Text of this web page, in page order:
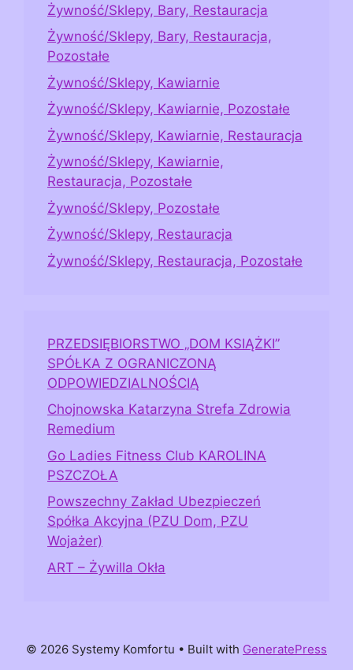
Żywność/Sklepy, Bary, Restauracja
Żywność/Sklepy, Bary, Restauracja,
Pozostałe
Żywność/Sklepy, Kawiarnie
Żywność/Sklepy, Kawiarnie, Pozostałe
Żywność/Sklepy, Kawiarnie, Restauracja
Żywność/Sklepy, Kawiarnie,
Restauracja, Pozostałe
Żywność/Sklepy, Pozostałe
Żywność/Sklepy, Restauracja
Żywność/Sklepy, Restauracja, Pozostałe
PRZEDSIĘBIORSTWO „DOM KSIĄŻKI”
SPÓŁKA Z OGRANICZONĄ
ODPOWIEDZIALNOŚCIĄ
Chojnowska Katarzyna Strefa Zdrowia
Remedium
Go Ladies Fitness Club KAROLINA
PSZCZOŁA
Powszechny Zakład Ubezpieczeń
Spółka Akcyjna (PZU Dom, PZU
Wojażer)
ART – Żywilla Okła
© 2026 Systemy Komfortu • Built with GeneratePress